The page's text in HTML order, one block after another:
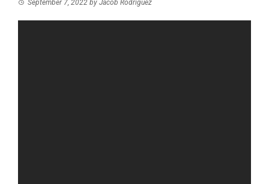
September 7, 2022 by Jacob Rodriguez